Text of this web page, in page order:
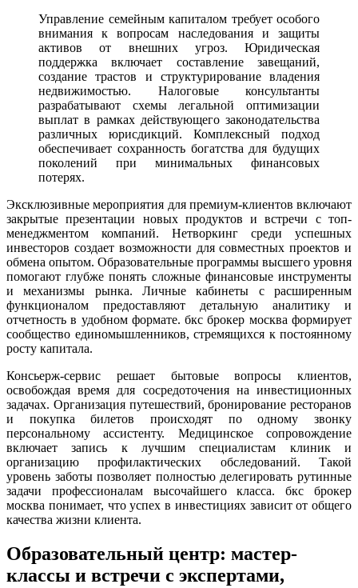
Управление семейным капиталом требует особого
внимания к вопросам наследования и защиты
активов от внешних угроз. Юридическая
поддержка включает составление завещаний,
создание трастов и структурирование владения
недвижимостью. Налоговые консультанты
разрабатывают схемы легальной оптимизации
выплат в рамках действующего законодательства
различных юрисдикций. Комплексный подход
обеспечивает сохранность богатства для будущих
поколений при минимальных финансовых
потерях.
Эксклюзивные мероприятия для премиум-клиентов включают
закрытые презентации новых продуктов и встречи с топ-
менеджментом компаний. Нетворкинг среди успешных
инвесторов создает возможности для совместных проектов и
обмена опытом. Образовательные программы высшего уровня
помогают глубже понять сложные финансовые инструменты
и механизмы рынка. Личные кабинеты с расширенным
функционалом предоставляют детальную аналитику и
отчетность в удобном формате. бкс брокер москва формирует
сообщество единомышленников, стремящихся к постоянному
росту капитала.
Консьерж-сервис решает бытовые вопросы клиентов,
освобождая время для сосредоточения на инвестиционных
задачах. Организация путешествий, бронирование ресторанов
и покупка билетов происходят по одному звонку
персональному ассистенту. Медицинское сопровождение
включает запись к лучшим специалистам клиник и
организацию профилактических обследований. Такой
уровень заботы позволяет полностью делегировать рутинные
задачи профессионалам высочайшего класса. бкс брокер
москва понимает, что успех в инвестициях зависит от общего
качества жизни клиента.
Образовательный центр: мастер-
классы и встречи с экспертами,